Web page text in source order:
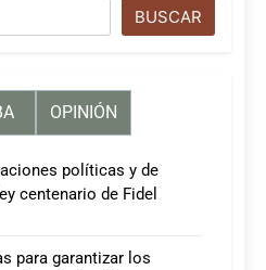
BUSCAR
OPINIÓN
políticas y de
centenario de Fidel
para garantizar los